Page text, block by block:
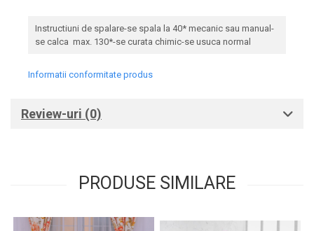
Instructiuni de spalare-se spala la 40* mecanic sau manual-
se calca max. 130*-se curata chimic-se usuca normal
Informatii conformitate produs
Review-uri (0)
PRODUSE SIMILARE